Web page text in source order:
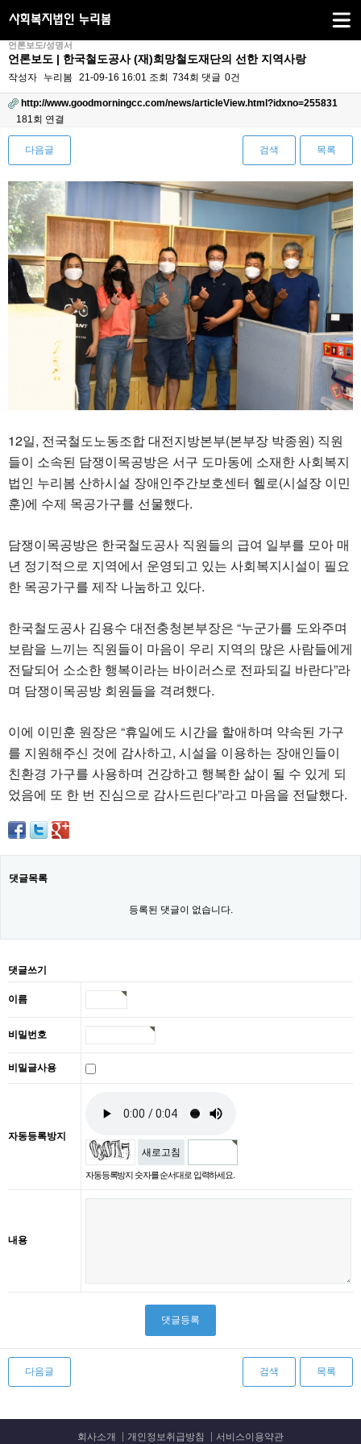
언론보도/성명서
언론보도 | 한국철도공사 (재)희망철도재단의 선한 지역사랑
작성자 누리봄 21-09-16 16:01 조회 734회 댓글 0건
http://www.goodmorningcc.com/news/articleView.html?idxno=255831
181회 연결
다음글 검색 목록
본문
12일, 전국철도노동조합 대전지방본부(본부장 박종원) 직원
들이 소속된 담쟁이목공방은 서구 도마동에 소재한 사회복지
법인 누리봄 산하시설 장애인주간보호센터 헬로(시설장 이민
훈)에 수제 목공가구를 선물했다.
담쟁이목공방은 한국철도공사 직원들의 급여 일부를 모아 매
년 정기적으로 지역에서 운영되고 있는 사회복지시설이 필요
한 목공가구를 제작 나눔하고 있다.
한국철도공사 김용수 대전충청본부장은 “누군가를 도와주며
보람을 느끼는 직원들이 마음이 우리 지역의 많은 사람들에게
전달되어 소소한 행복이라는 바이러스로 전파되길 바란다”라
며 담쟁이목공방 회원들을 격려했다.
이에 이민훈 원장은 “휴일에도 시간을 할애하며 약속된 가구
를 지원해주신 것에 감사하고, 시설을 이용하는 장애인들이
친환경 가구를 사용하며 건강하고 행복한 삶이 될 수 있게 되
었음에 또 한 번 진심으로 감사드린다”라고 마음을 전달했다.
댓글목록
등록된 댓글이 없습니다.
댓글쓰기
이름
비밀번호
비밀글사용
자동등록방지
새로고침
자동등록방지 숫자를 순서대로 입력하세요.
내용
다음글 검색 목록
회사소개 개인정보취급방침 서비스이용약관